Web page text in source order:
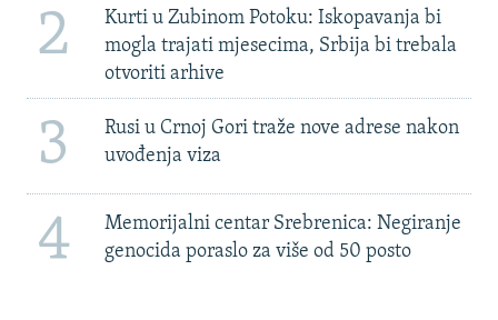
2
Kurti u Zubinom Potoku: Iskopavanja bi
mogla trajati mjesecima, Srbija bi trebala
otvoriti arhive
3
Rusi u Crnoj Gori traže nove adrese nakon
uvođenja viza
4
Memorijalni centar Srebrenica: Negiranje
genocida poraslo za više od 50 posto